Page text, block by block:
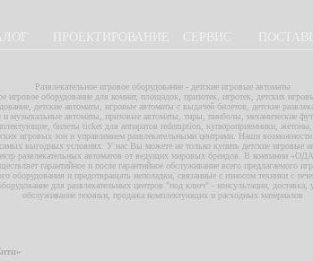
ПРОЕКТИРОВАНИЕ СЕРВИС
Развлекательное игровое оборудование - детские игровые автоматы
оборудование для комнат, площадок, призотек, игротек, детских
детские автоматы, игровые автоматы с выдачей билетов, детские
музыкальные автоматы, призовые автоматы, тиры, пинболы, механические
билеты ticket для аппаратов redemption, купюроприемники,
игровых зон и управлением развлекательными центрами. Наши
выгодных условиях. У нас Вы можете не только купить детские игровые
развлекательных автоматов от ведущих мировых брендов. В компании
гарантийное и после гарантийное обслуживание всего
оборудования и предотвращать неполадки, связанные с износом техники с
для развлекательных центров "под ключ" - консультации,
обслуживание техники, продажа комплектующих и расходных материалов